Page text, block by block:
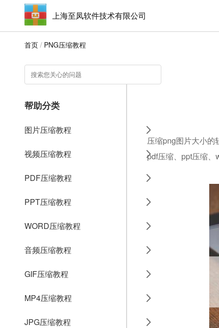
上海至凤软件技术有限公司
首页 / PNG压缩教程
帮助分类
图片压缩教程
视频压缩教程
PDF压缩教程
PPT压缩教程
WORD压缩教程
音频压缩教程
GIF压缩教程
MP4压缩教程
JPG压缩教程
压缩png图片大小的
pdf压缩、ppt压缩